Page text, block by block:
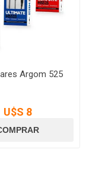
Argom 525
U$S 8